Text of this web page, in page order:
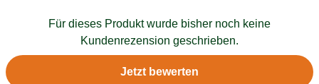
Für dieses Produkt wurde bisher noch keine
Kundenrezension geschrieben.
Jetzt bewerten